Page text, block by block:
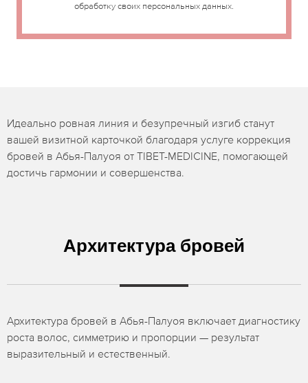
обработку своих персональных данных.
Идеально ровная линия и безупречный изгиб станут
вашей визитной карточкой благодаря услуге коррекция
бровей в Абья-Палуоя от TIBET-MEDICINE, помогающей
достичь гармонии и совершенства.
Архитектура бровей
Архитектура бровей в Абья-Палуоя включает диагностику
роста волос, симметрию и пропорции — результат
выразительный и естественный.